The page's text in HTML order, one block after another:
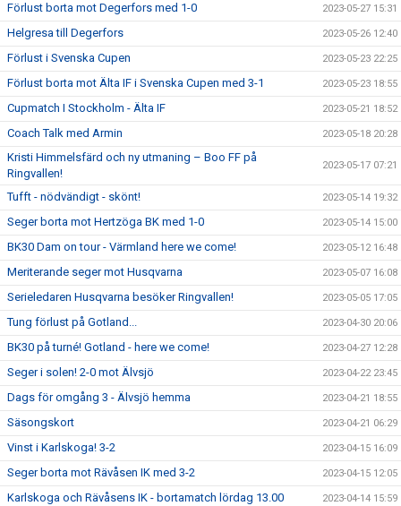
Förlust borta mot Degerfors med 1-0 2023-05-27 15:31
Helgresa till Degerfors 2023-05-26 12:40
Förlust i Svenska Cupen 2023-05-23 22:25
Förlust borta mot Älta IF i Svenska Cupen med 3-1 2023-05-23 18:55
Cupmatch I Stockholm - Älta IF 2023-05-21 18:52
Coach Talk med Armin 2023-05-18 20:28
Kristi Himmelsfärd och ny utmaning – Boo FF på
Ringvallen!
2023-05-17 07:21
Tufft - nödvändigt - skönt! 2023-05-14 19:32
Seger borta mot Hertzöga BK med 1-0 2023-05-14 15:00
BK30 Dam on tour - Värmland here we come! 2023-05-12 16:48
Meriterande seger mot Husqvarna 2023-05-07 16:08
Serieledaren Husqvarna besöker Ringvallen! 2023-05-05 17:05
Tung förlust på Gotland... 2023-04-30 20:06
BK30 på turné! Gotland - here we come! 2023-04-27 12:28
Seger i solen! 2-0 mot Älvsjö 2023-04-22 23:45
Dags för omgång 3 - Älvsjö hemma 2023-04-21 18:55
Säsongskort 2023-04-21 06:29
Vinst i Karlskoga! 3-2 2023-04-15 16:09
Seger borta mot Rävåsen IK med 3-2 2023-04-15 12:05
Karlskoga och Rävåsens IK - bortamatch lördag 13.00 2023-04-14 15:59